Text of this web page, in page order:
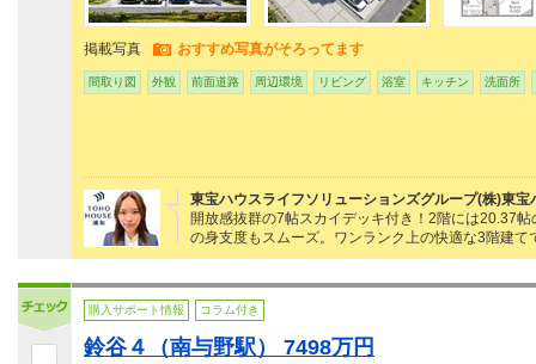
掲載写真 おすすめ写真がそろってます
間取り図 外観 前面道路 周辺環境 リビング 浴室 キッチン 洗面所
東宝ハウスライフソリューションズグループ(株)東宝
開放感抜群の7帖スカイデッキ付き！2階には20.37
の身支度もスムーズ。ワンランク上の快適な3階建て
購入サポート情報 コラム付き
鈴谷４（南与野駅） 7498万円